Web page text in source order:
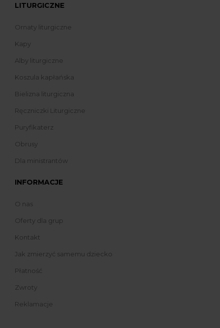
LITURGICZNE
Ornaty liturgiczne
Kapy
Alby liturgiczne
Koszula kapłańska
Bielizna liturgiczna
Ręczniczki Liturgiczne
Puryfikaterz
Obrusy
Dla ministrantów
INFORMACJE
O nas
Oferty dla grup
Kontakt
Jak zmierzyć samemu dziecko
Płatność
Zwroty
Reklamacje